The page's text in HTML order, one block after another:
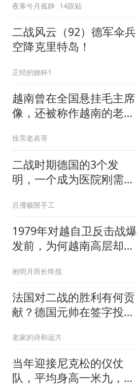
夜寒兮月孤静 14跟贴
二战风云（92）德军伞兵
空降克里特岛！
正经的烧杯1
越南曾在全国悬挂毛主席
像，还被称作越南的老大
徐罘老表哥
二战时期德国的3个发
明，一个成为医院刚需，
吕彏极限手工
1979年对越自卫反击战爆
发前，为何越南高层却集
抱明月而长终指
法国对二战的胜利有何贡
献？德国元帅在签字投降
老家的诗和远方
当年迎接尼克松的仪仗
队，平均身高一米九，尼